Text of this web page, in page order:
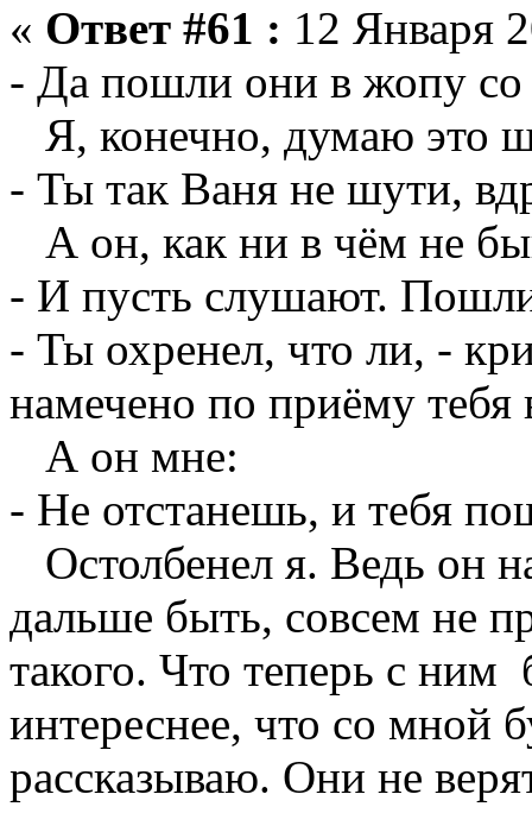
« Ответ #61 : 12 Января
- Да пошли они в жопу со
Я, конечно, думаю это
- Ты так Ваня не шути,
А он, как ни в чём не
- И пусть слушают.
- Ты охренел, что ли, -
намечено по приёму тебя
А он мне:
- Не отстанешь, и тебя
Остолбенел я. Ведь он
дальше быть, совсем не
такого. Что теперь с ним
интереснее, что со мной
рассказываю. Они не